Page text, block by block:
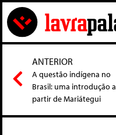
ANTERIOR
A questão indígena no
Brasil: uma introdução a
partir de Mariátegui